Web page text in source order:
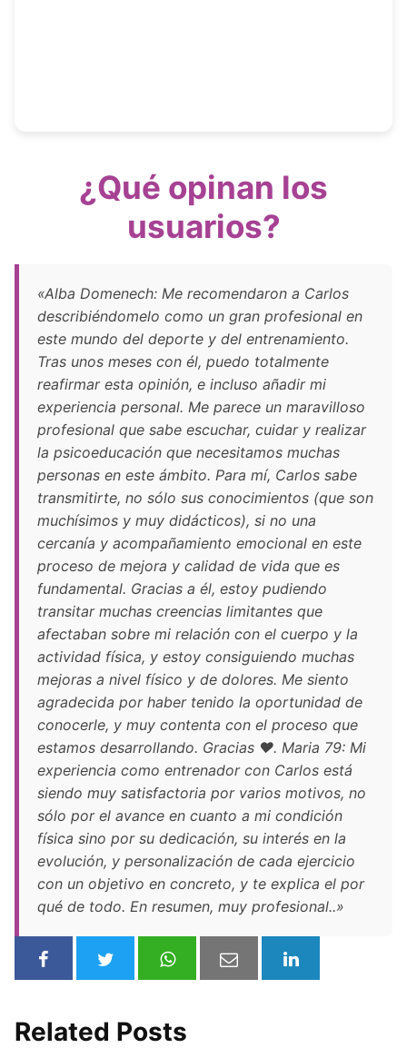
¿Qué opinan los
usuarios?
«Alba Domenech: Me recomendaron a Carlos
describiéndomelo como un gran profesional en
este mundo del deporte y del entrenamiento.
Tras unos meses con él, puedo totalmente
reafirmar esta opinión, e incluso añadir mi
experiencia personal. Me parece un maravilloso
profesional que sabe escuchar, cuidar y realizar
la psicoeducación que necesitamos muchas
personas en este ámbito. Para mí, Carlos sabe
transmitirte, no sólo sus conocimientos (que son
muchísimos y muy didácticos), si no una
cercanía y acompañamiento emocional en este
proceso de mejora y calidad de vida que es
fundamental. Gracias a él, estoy pudiendo
transitar muchas creencias limitantes que
afectaban sobre mi relación con el cuerpo y la
actividad física, y estoy consiguiendo muchas
mejoras a nivel físico y de dolores. Me siento
agradecida por haber tenido la oportunidad de
conocerle, y muy contenta con el proceso que
estamos desarrollando. Gracias ❤️. Maria 79: Mi
experiencia como entrenador con Carlos está
siendo muy satisfactoria por varios motivos, no
sólo por el avance en cuanto a mi condición
física sino por su dedicación, su interés en la
evolución, y personalización de cada ejercicio
con un objetivo en concreto, y te explica el por
qué de todo. En resumen, muy profesional..»
Related Posts